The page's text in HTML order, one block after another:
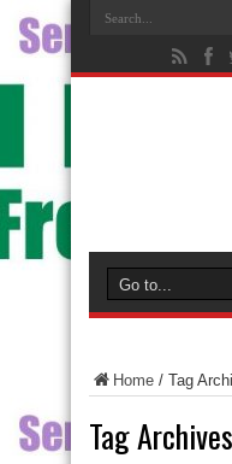
Home / Tag
Tag